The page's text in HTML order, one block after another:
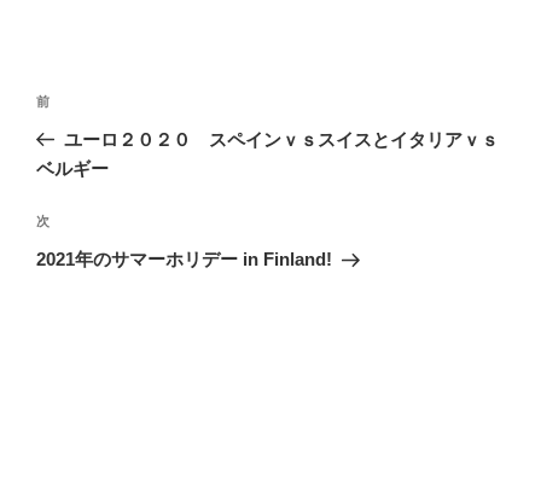
投
ナ
ゲ
ー
前
の
投
前
ユーロ２０２０ スペインｖｓスイスとイタリアｖｓ
ベルギー
次
の
次
2021年のサマーホリデー in Finland!